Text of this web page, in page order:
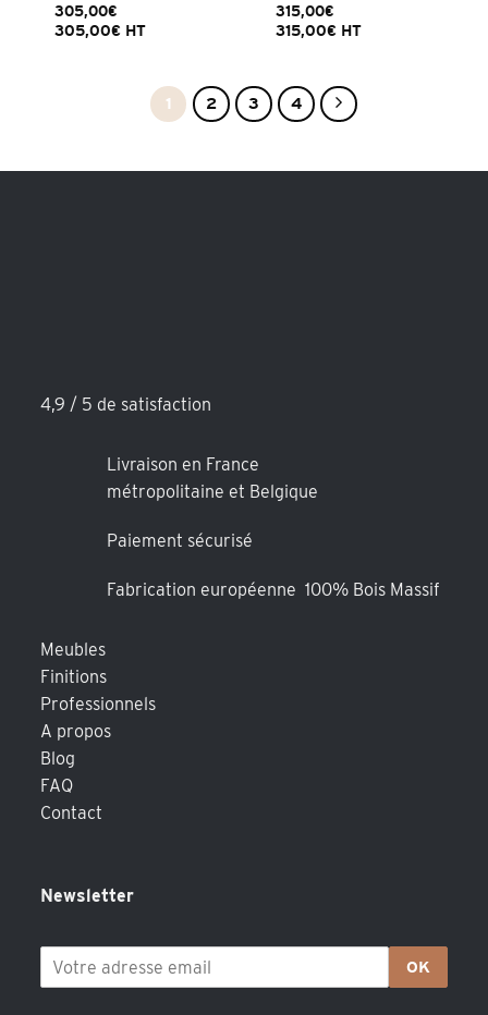
305,00€
305,00€ HT
315,00€
315,00€ HT
1 2 3 4
4,9 / 5 de satisfaction
Livraison en France
métropolitaine et Belgique
Paiement sécurisé
Fabrication européenne 100% Bois Massif
Meubles
Finitions
Professionnels
A propos
Blog
FAQ
Contact
Newsletter
OK